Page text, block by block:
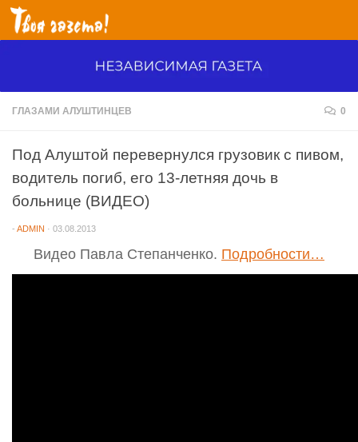
Перейти к содержимому
ГЛАЗАМИ АЛУШТИНЦЕВ 0
Под Алуштой перевернулся грузовик с пивом,
водитель погиб, его 13-летняя дочь в
больнице (ВИДЕО)
- ADMIN · 03.08.2013
Видео Павла Степанченко. Подробности…